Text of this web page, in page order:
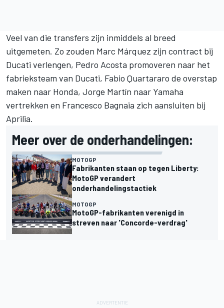
Veel van die transfers zijn inmiddels al breed
uitgemeten. Zo zouden Marc Márquez zijn contract bij
Ducati verlengen, Pedro Acosta promoveren naar het
fabrieksteam van Ducati, Fabio Quartararo de overstap
maken naar Honda, Jorge Martín naar Yamaha
vertrekken en Francesco Bagnaia zich aansluiten bij
Aprilia.
Meer over de onderhandelingen:
MOTOGP
Fabrikanten staan op tegen Liberty:
MotoGP verandert
onderhandelingstactiek
MOTOGP
MotoGP-fabrikanten verenigd in
streven naar 'Concorde-verdrag'